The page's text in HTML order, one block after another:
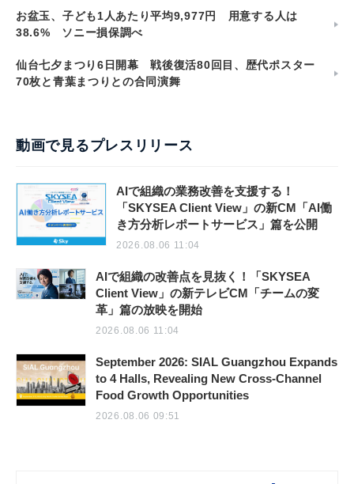
お盆玉、子ども1人あたり平均9,977円 用意する人は
38.6% ソニー損保調べ
仙台七夕まつり6日開幕 戦後復活80回目、歴代ポスター
70枚と青葉まつりとの合同演舞
動画で見るプレスリリース
AIで組織の業務改善を支援する！
「SKYSEA Client View」の新CM「AI働
き方分析レポートサービス」篇を公開
2026.08.06 11:04
AIで組織の改善点を見抜く！「SKYSEA
Client View」の新テレビCM「チームの変
革」篇の放映を開始
2026.08.06 11:04
September 2026: SIAL Guangzhou Expands
to 4 Halls, Revealing New Cross-Channel
Food Growth Opportunities
2026.08.06 09:51